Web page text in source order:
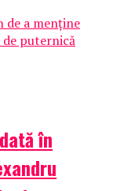
de a menține
puternică
în